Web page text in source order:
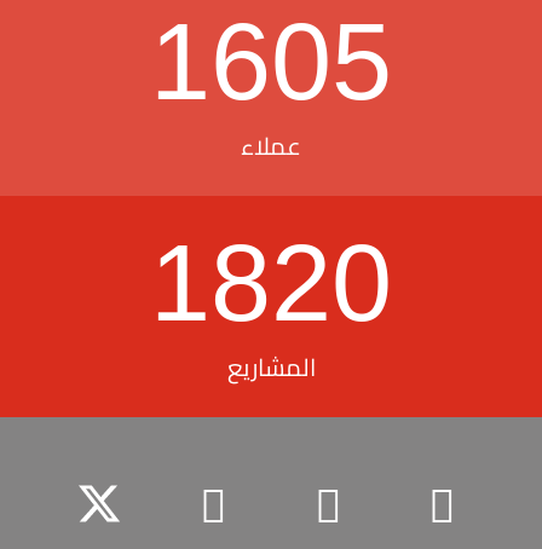
1605
عملاء
1820
المشاريع